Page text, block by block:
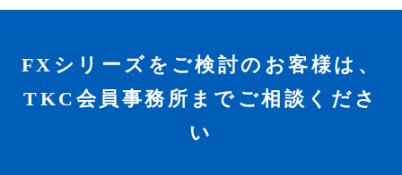
FXシリーズをご検討のお客様は、
TKC会員事務所までご相談くださ
い